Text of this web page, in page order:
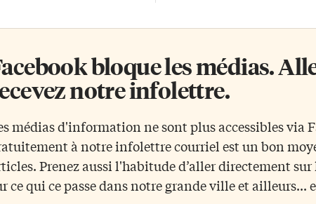
initiatives à l’échelle du
Comme par exemple celle de
dans les montagnes de
où les paysans
cernent les stratégies
le développement durable
leur communauté et leur pays.
terre de montagnes Vallue
le patronyme d’un ancien
du métier de correspondant de
guerre reste plutôt méconnu. Né
Montréal en 1915, Marcel Ouimet a
à Ottawa, où il grandira, étudiera
et fera ses premières armes en
journalisme. Son père, Paul G.
Ouimet, était responsable de la
traduction à la Chambre des
Communes. C’était l’époque du
bloque les médias.
notre infolettre.
médias d'information ne sont plus accessibles via
à notre infolettre courriel est un bon
Prenez aussi l'habitude d’aller directement
ce qui ce passe dans notre grande ville et ailleurs...